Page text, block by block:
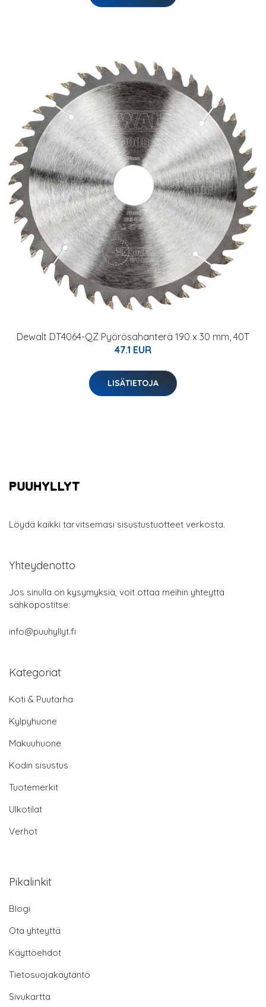
Dewalt DT4064-QZ Pyörösahanterä 190 x 30 mm, 40T
47.1 EUR
LISÄTIETOJA
Löydä kaikki tarvitsemasi sisustustuotteet verkosta.
Yhteydenotto
Jos sinulla on kysymyksiä, voit ottaa meihin yhteyttä
sähköpostitse:
info@puuhyllyt.fi
Kategoriat
Koti & Puutarha
Kylpyhuone
Makuuhuone
Kodin sisustus
Tuotemerkit
Ulkotilat
Verhot
Pikalinkit
Blogi
Ota yhteyttä
Käyttöehdot
Tietosuojakäytäntö
Sivukartta